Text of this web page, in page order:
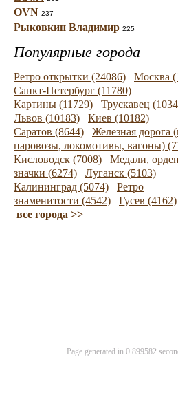
OVN 237
Рыковкин Владимир 225
Популярные города
Ретро открытки (24086)
Москва
Санкт-Петербург (11780)
Картины (11729)
Трускавец
Львов (10183)
Киев (10182)
Саратов (8644)
Железная дорога
паровозы, локомотивы, вагоны)
Кисловодск (7008)
Медали,
значки (6274)
Луганск (5103)
Калининград (5074)
Ретро
знаменитости (4542)
Гусев (4162)
все города >>
Page generated in 0.899582